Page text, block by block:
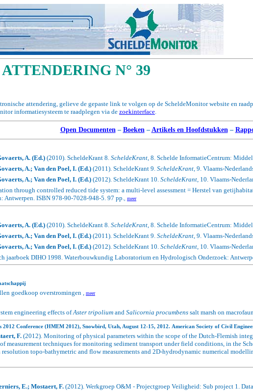
N° 39
attendering, gelieve de gepaste link te volgen op de ScheldeMonitor website en
informatiesysteem te raadplegen via de zoekinterface.
Open Documenten – Boeken – Artikels en Hoofdstukken –
A. (Ed.) (2010). ScheldeKrant 8. ScheldeKrant, 8. Schelde InformatieCentrum:
A.; Van den Poel, I. (Ed.) (2011). ScheldeKrant 9. ScheldeKrant, 9. Vlaams-
A.; Van den Poel, I. (Ed.) (2012). ScheldeKrant 10. ScheldeKrant, 10. Vlaams-
through controlled reduced tide system: a multi-level assessment = Herstel van
Antwerpen. ISBN 978-90-7028-948-5. 97 pp. meer
A. (Ed.) (2010). ScheldeKrant 8. ScheldeKrant , 8. Schelde InformatieCentrum:
A.; Van den Poel, I. (Ed.) (2011). ScheldeKrant 9. ScheldeKrant , 9. Vlaams-
A.; Van den Poel, I. (Ed.) (2012). ScheldeKrant 10. ScheldeKrant , 10. Vlaams-
jaarboek DIHO 1998. Waterbouwkundig Laboratorium en Hydrologisch Onderzoek:
goedkoop overstromingen , meer
engineering effects ofAster tripolium and Salicornia procumbens salt marsh on
Conference (HMEM 2012), Snowbird, Utah, August 12-15, 2012. American Society of Civil
F. (2012). Monitoring of physical parameters within the scope of the Dutch-Flemish
measurement techniques for monitoring sediment transport under field conditions, in the
topo-bathymetric and flow measurements and 2D-hydrodynamic numerical
E.; Mostaert, F. (2012). Werkgroep O&M - Projectgroep Veiligheid: Sub project 1.